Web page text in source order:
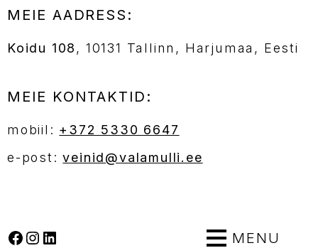
MEIE AADRESS:
Koidu 108 , 10131 Tallinn, Harjumaa, Eesti
MEIE KONTAKTID:
mobiil: +372 5330 6647
e-post:veinid@valamulli.ee
Facebook
Instagram
LinkedIn MENU